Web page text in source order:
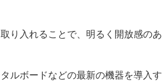
り入れることで、明るく開放感の
ルボードなどの最新の機器を導入